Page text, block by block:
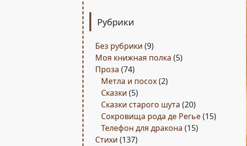
Рубрики
Без рубрики (9)
Моя книжная полка (5)
Проза (74)
Метла и посох(2)
Сказки (5)
Сказки старого шута (20)
Сокровища рода де Регье(15)
Телефон для дракона (15)
Стихи (137)